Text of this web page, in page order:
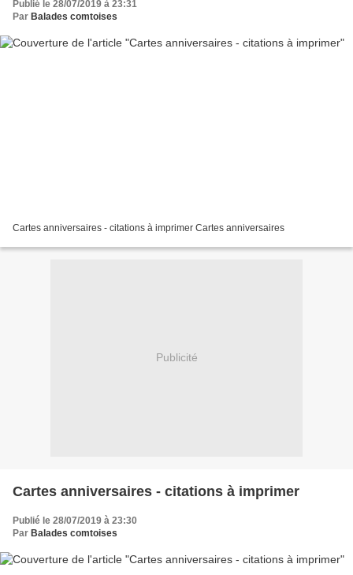
Publié le 28/07/2019 à 23:31
Par Balades comtoises
Cartes anniversaires - citations à imprimer Cartes anniversaires
Publicité
Cartes anniversaires - citations à imprimer
Publié le 28/07/2019 à 23:30
Par Balades comtoises